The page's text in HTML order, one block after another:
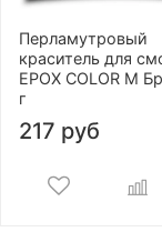
Перламутровый
краситель для
EPOX COLOR M
г
217 руб